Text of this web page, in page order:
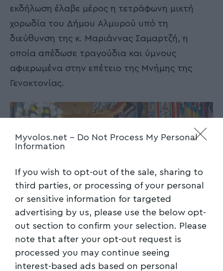
Myvolos.net - Do Not Process My Personal
Information
If you wish to opt-out of the sale, sharing to
third parties, or processing of your personal
or sensitive information for targeted
advertising by us, please use the below opt-
out section to confirm your selection. Please
note that after your opt-out request is
processed you may continue seeing
interest-based ads based on personal
εκδήλωση έλαβε μέρος η τετράφωνη μικτή
χορωδία του Δήμου Αλμυρού υπό τη
διεύθυνση της κ. Μαριάννας Σαμαρτζή, η
οποία απέδωσε τραγούδια και ύμνους
αφιερωμένα στην επέτειο της Μνήμης της
Γενοκτονίας.